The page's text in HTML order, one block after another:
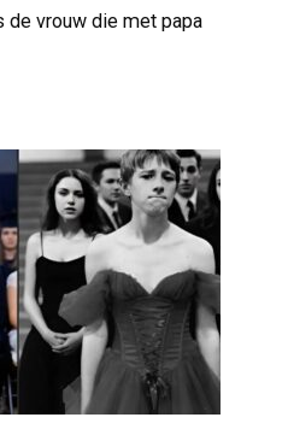
de vrouw die met papa